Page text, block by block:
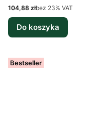
Cena netto
104,88 złbez 23% VAT
Do koszyka
Bestseller